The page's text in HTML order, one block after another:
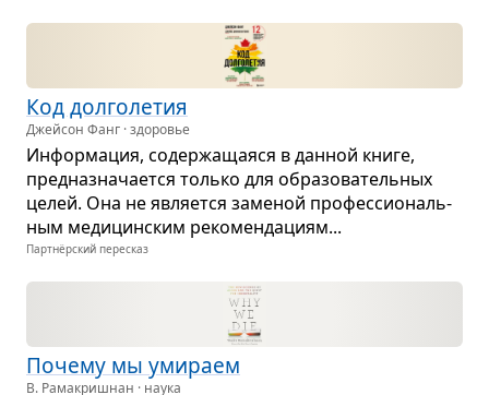
Код дол­го­ле­тия
Джейсон Фанг · здоровье
Инфор­ма­ция, содер­жа­ща­яся в дан­ной книге,
пред­на­зна­ча­ется только для обра­зо­ва­тель­ных
целей. Она не явля­ется заме­ной про­фес­си­о­наль­
ным меди­цин­ским реко­мен­да­циям...
Партнёрский пересказ
Почему мы уми­раем
В. Рамакришнан · наука